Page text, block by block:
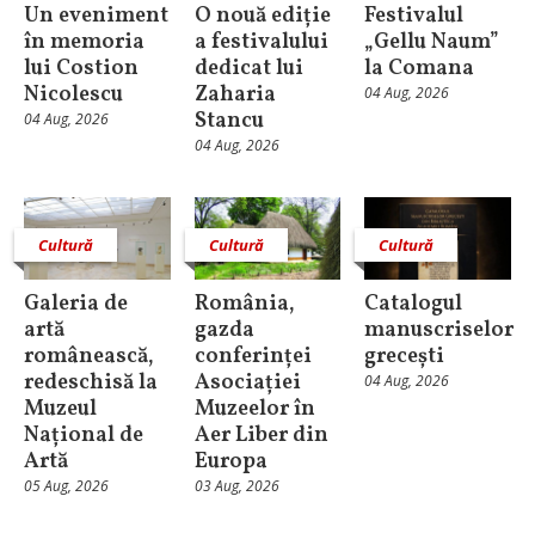
Un eveniment
în memoria
lui Costion
Nicolescu
04 Aug, 2026
O nouă ediție
a festivalului
dedicat lui
Zaharia
Stancu
04 Aug, 2026
Festivalul
„Gellu Naum”
la Comana
04 Aug, 2026
Cultură
Galeria de
artă
românească,
redeschisă la
Muzeul
Național de
Artă
05 Aug, 2026
Cultură
România,
gazda
conferinței
Asociației
Muzeelor în
Aer Liber din
Europa
03 Aug, 2026
Cultură
Catalogul
manuscriselor
grecești
04 Aug, 2026